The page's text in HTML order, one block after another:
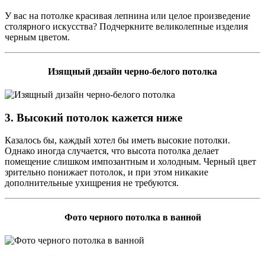
У вас на потолке красивая лепнина или целое произведение
столярного искусства? Подчеркните великолепные изделия
черным цветом.
Изящный дизайн черно-белого потолка
3. Высокий потолок кажется ниже
Казалось бы, каждый хотел бы иметь высокие потолки.
Однако иногда случается, что высота потолка делает
помещение слишком импозантным и холодным. Черный цвет
зрительно понижает потолок, и при этом никакие
дополнительные ухищрения не требуются.
Фото черного потолка в ванной